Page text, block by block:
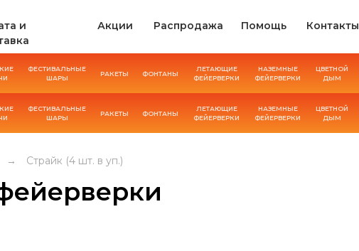
и
Акции Распродажа Помощь Контакты
РАКЕТЫ
НАЗЕМНЫЕ
ФЕЙЕРВЕРКИ
ФОНТАНЫ
ЦВЕТНОЙ
ДЫМ
ЛЕТАЮЩИЕ
ФЕЙЕРВЕРКИ
ФЕСТИВАЛЬНЫЕ
ШАРЫ
РАКЕТЫ
НАЗЕМНЫЕ
ФЕЙЕРВЕРКИ
ФОНТАНЫ
ЦВЕТНОЙ
ДЫМ
ЛЕТАЮЩИЕ
ФЕЙЕРВЕРКИ
ФЕСТИВАЛЬНЫЕ
ШАРЫ
→ Страйк (4 шт. в уп.)